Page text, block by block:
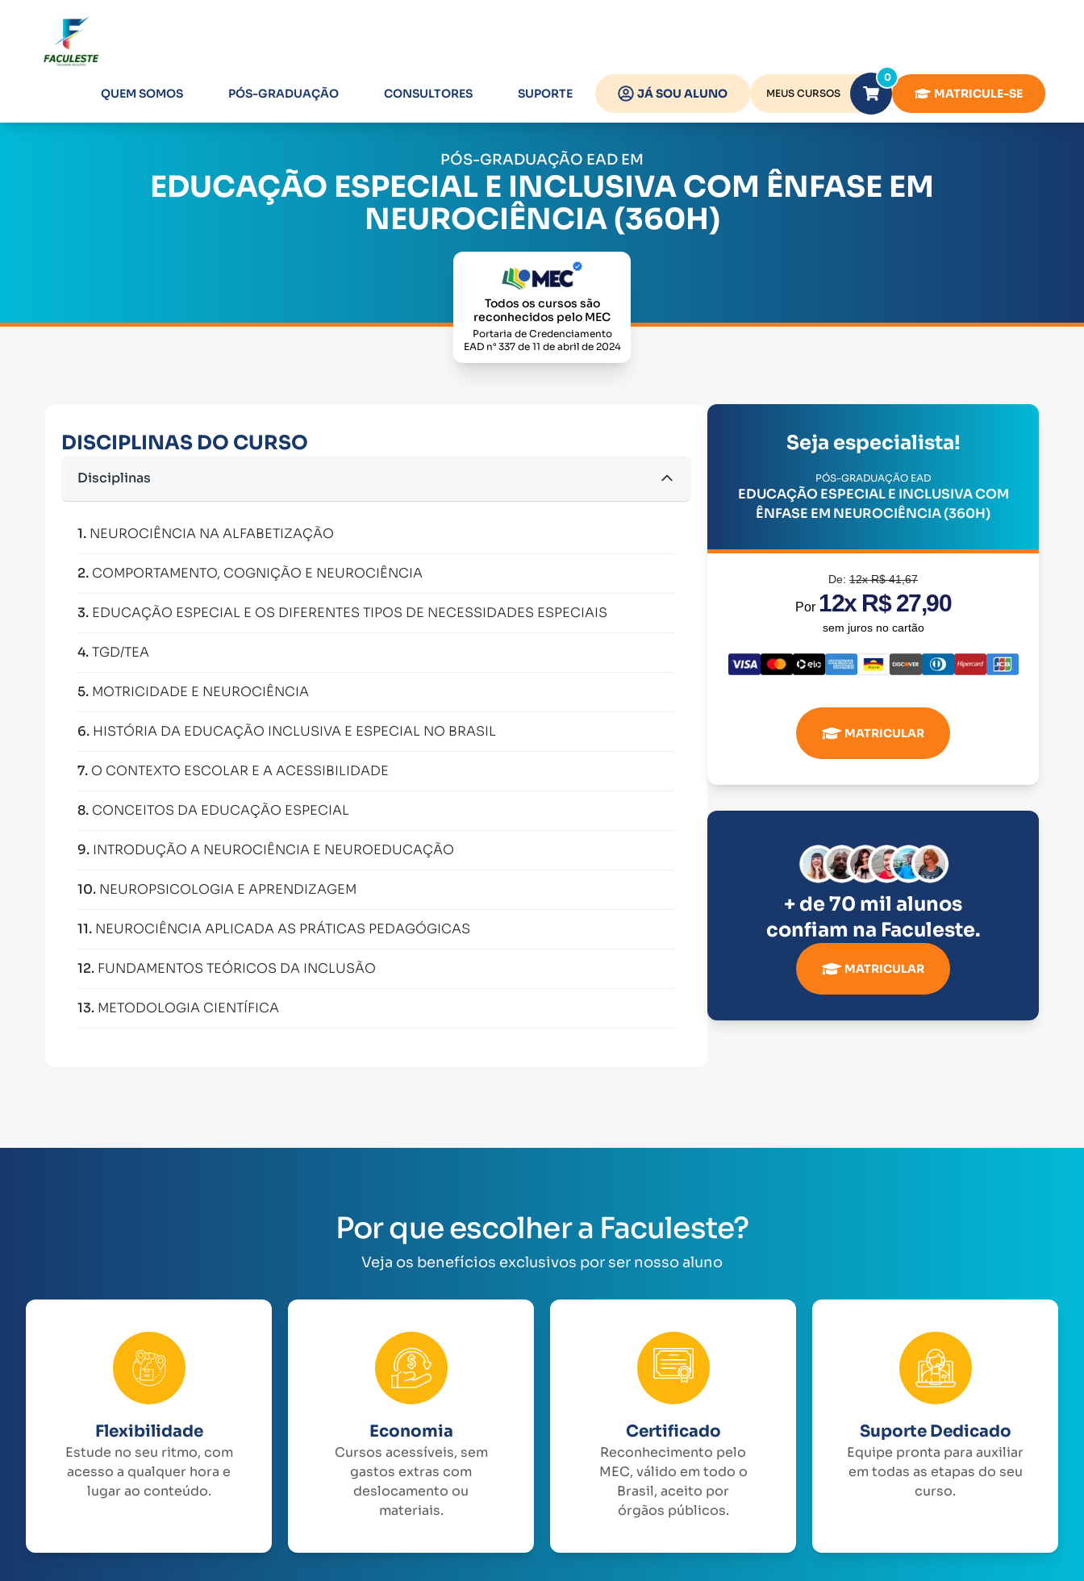
QUEM SOMOS PÓS-GRADUAÇÃO CONSULTORES SUPORTE JÁ SOU ALUNO MEUS CURSOS
0
MATRICULE-SE
PÓS-GRADUAÇÃO EAD EM
EDUCAÇÃO ESPECIAL E INCLUSIVA COM ÊNFASE EM
NEUROCIÊNCIA (360H)
Todos os cursos são
reconhecidos pelo MEC
Portaria de Credenciamento
EAD n° 337 de 11 de abril de 2024
DISCIPLINAS DO CURSO
Disciplinas
1. NEUROCIÊNCIA NA ALFABETIZAÇÃO
2. COMPORTAMENTO, COGNIÇÃO E NEUROCIÊNCIA
3. EDUCAÇÃO ESPECIAL E OS DIFERENTES TIPOS DE NECESSIDADES ESPECIAIS
4.TGD/TEA
5. MOTRICIDADE E NEUROCIÊNCIA
6. HISTÓRIA DA EDUCAÇÃO INCLUSIVA E ESPECIAL NO BRASIL
7. O CONTEXTO ESCOLAR E A ACESSIBILIDADE
8. CONCEITOS DA EDUCAÇÃO ESPECIAL
9. INTRODUÇÃO A NEUROCIÊNCIA E NEUROEDUCAÇÃO
10. NEUROPSICOLOGIA E APRENDIZAGEM
11. NEUROCIÊNCIA APLICADA AS PRÁTICAS PEDAGÓGICAS
12. FUNDAMENTOS TEÓRICOS DA INCLUSÃO
13. METODOLOGIA CIENTÍFICA
Seja especialista!
PÓS-GRADUAÇÃO EAD
EDUCAÇÃO ESPECIAL E INCLUSIVA COM
ÊNFASE EM NEUROCIÊNCIA (360H)
De:12x R$ 41,67
Por 12x R$ 27,90
sem juros no cartão
MATRICULAR
+ de 70 mil alunos
confiam na Faculeste.
MATRICULAR
Por que escolher a Faculeste?
Veja os benefícios exclusivos por ser nosso aluno
Flexibilidade
Estude no seu ritmo, com
acesso a qualquer hora e
lugar ao conteúdo.
Economia
Cursos acessíveis, sem
gastos extras com
deslocamento ou
materiais.
Certificado
Reconhecimento pelo
MEC, válido em todo o
Brasil, aceito por
órgãos públicos.
Suporte Dedicado
Equipe pronta para auxiliar
em todas as etapas do seu
curso.